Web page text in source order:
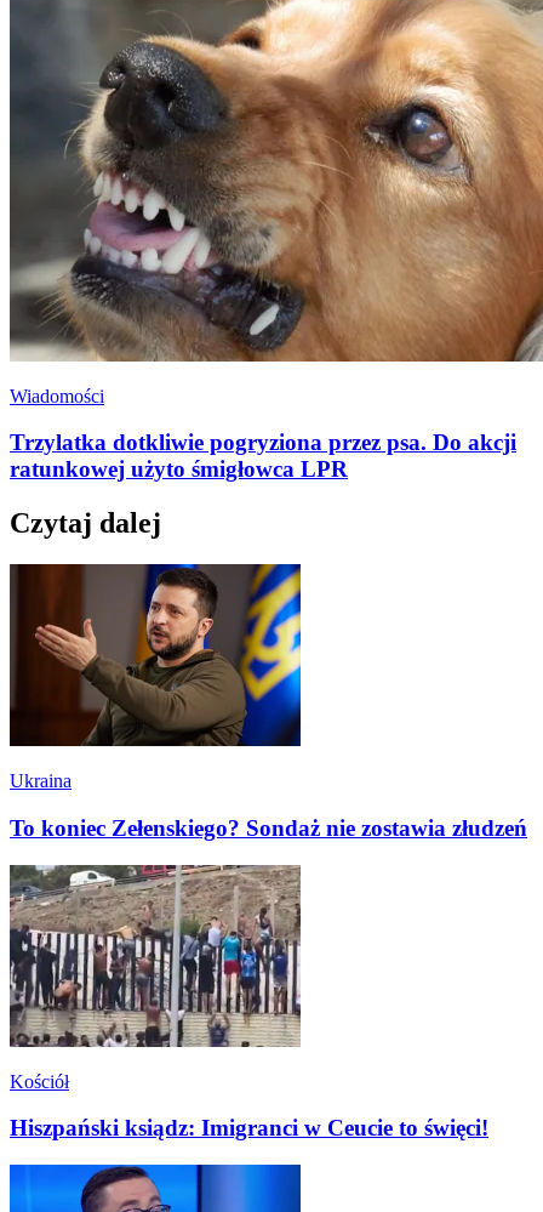
Wiadomości
Trzylatka dotkliwie pogryziona przez psa. Do akcji
ratunkowej użyto śmigłowca LPR
Czytaj dalej
Ukraina
To koniec Zełenskiego? Sondaż nie zostawia złudzeń
Kościół
Hiszpański ksiądz: Imigranci w Ceucie to święci!